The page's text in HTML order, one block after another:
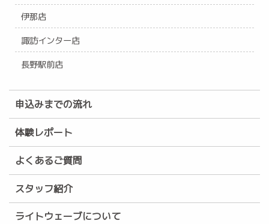
伊那店
諏訪インター店
長野駅前店
申込みまでの流れ
体験レポート
よくあるご質問
スタッフ紹介
ライトウェーブについて